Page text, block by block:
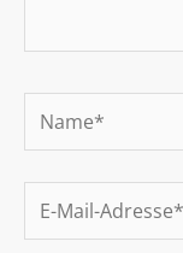
Name*
Mail-